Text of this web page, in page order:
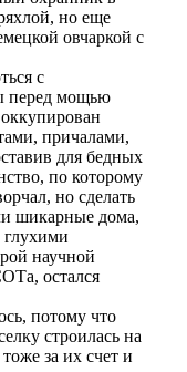
но еще
овчаркой с
с
перед мощью
причалами,
для бедных
по которому
но сделать
шикарные дома,
глухими
научной
остался
потому что
строилась на
за их счет и